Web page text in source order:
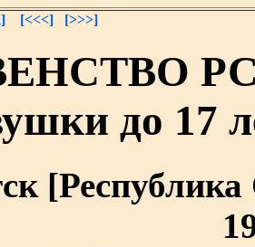
[<<<] [>>>]
до 17